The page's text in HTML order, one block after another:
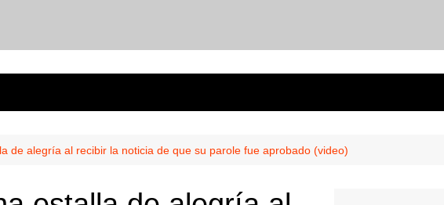
de alegría al recibir la noticia de que su parole fue aprobado (video)